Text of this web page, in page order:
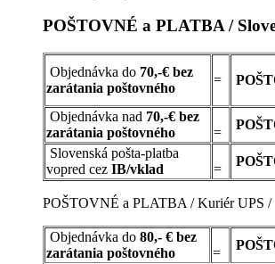
POŠTOVNÉ a PLATBA /
Objednávka do 70,-€ bez
zarátania poštovného
=
Objednávka nad 70,-€ bez
zarátania poštovného
=
Slovenská pošta-platba
vopred cez IB/vklad =
POŠTOVNÉ a PLATBA / Kuriér UPS /
Objednávka do 80,- € bez
zarátania poštovného
=